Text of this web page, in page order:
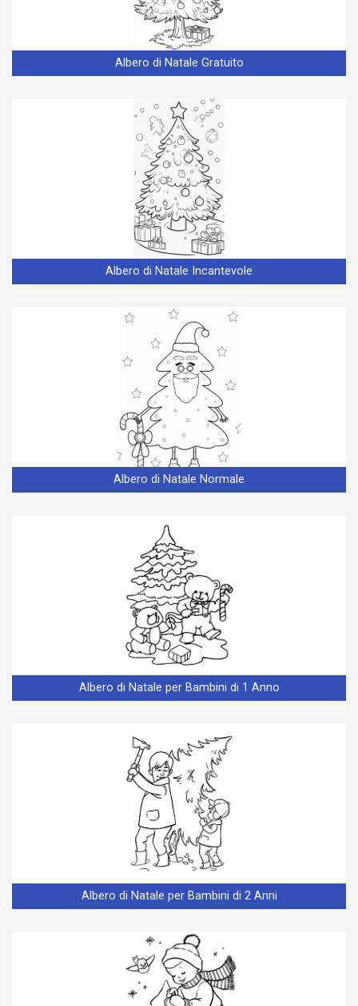
Albero di Natale Gratuito
Albero di Natale Incantevole
Albero di Natale Normale
Albero di Natale per Bambini di 1 Anno
Albero di Natale per Bambini di 2 Anni